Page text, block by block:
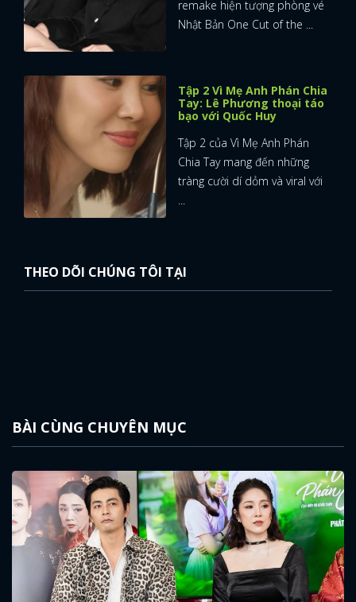
x
ĐĂNG NHẬP
remake hiện tượng phòng vé
Nhật Bản One Cut of the ...
Tập 2 Vì Mẹ Anh Phán Chia
Tay: Lê Phương thoại táo
bạo với Quốc Huy
Tập 2 của Vì Mẹ Anh Phán
Chia Tay mang đến những
tràng cười dí dỏm và viral với
...
THEO DÕI CHÚNG TÔI TẠI
BÀI CÙNG CHUYÊN MỤC